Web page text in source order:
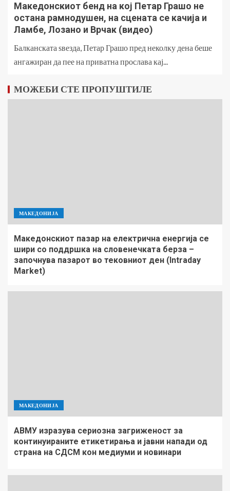
Македонскиот бенд на кој Петар Грашо не
остана рамнодушен, на сцената се качија и
Ламбе, Лозано и Врчак (видео)
Балканската ѕвезда, Петар Грашо пред неколку дена беше
ангажиран да пее на приватна прослава кај...
МОЖЕБИ СТЕ ПРОПУШТИЛЕ
МАКЕДОНИЈА
Македонскиот пазар на електрична енергија се
шири со поддршка на словенечката берза –
започнува пазарот во тековниот ден (Intraday
Market)
МАКЕДОНИЈА
АВМУ изразува сериозна загриженост за
континуираните етикетирања и јавни напади од
страна на СДСМ кон медиуми и новинари